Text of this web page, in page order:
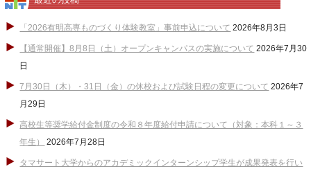
「2026有明高専ものづくり体験教室」事前申込について 2026年8月3日
【通常開催】8月8日（土）オープンキャンパスの実施について 2026年7月30
日
7月30日（木）・31日（金）の休校および試験日程の変更について 2026年7
月29日
高校生等奨学給付金制度の令和８年度給付申請について（対象：本科１～３
年生）
2026年7月28日
タマサート大学からのアカデミックインターンシップ学生が成果発表を行い